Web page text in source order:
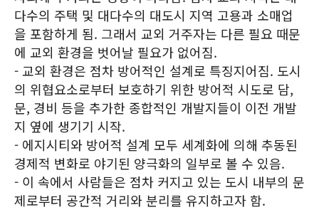
다수의 주택 및 대다수의 대도시 지역 고용과 소매업
을 포함하게 됨. 그래서 교외 거주자는 다른 필요 때문
에 교외 환경을 벗어날 필요가 없어짐.
- 교외 환경은 점차 방어적인 설계로 특징지어짐. 도시
의 위협요소로부터 보호하기 위한 방어적 시도로 담,
문, 경비 등을 추가한 종합적인 개발지들이 이전 개발
지 옆에 생기기 시작.
- 에지시티와 방어적 설계 모두 세계화에 의해 추동된
경제적 변화로 야기된 양극화의 일부로 볼 수 있음.
- 이 속에서 사람들은 점차 커지고 있는 도시 내부의 문
제로부터 공간적 거리와 분리를 유지하고자 함.